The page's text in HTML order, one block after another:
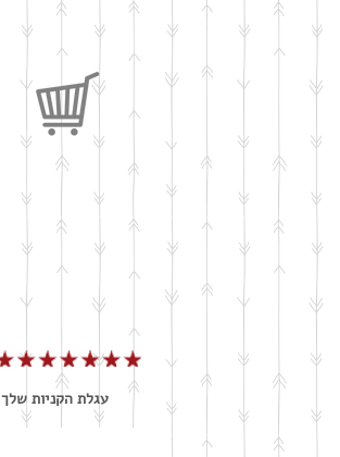
עגלת הקניות שלך